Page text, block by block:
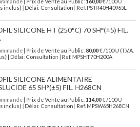
| Prix de Vente au Public: 160,00€ /100 U
inclus) | Délai: Consultation | Ref. PSTR40H40965L
SILICONE HT (250°C) 70 SH°(±5) FIL.
| Prix de Vente au Public: 80,00€ /100 U (T.V.A.
| Délai: Consultation | Ref. MPSHT70H200A
SILICONE ALIMENTAIRE
65 SH°(±5) FIL. H268CN
| Prix de Vente au Public: 114,00€ /100 U
inclus) | Délai: Consultation | Ref. MPSW65H268CN